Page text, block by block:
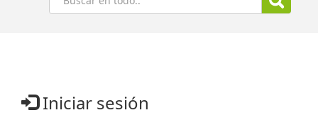
Iniciar sesión